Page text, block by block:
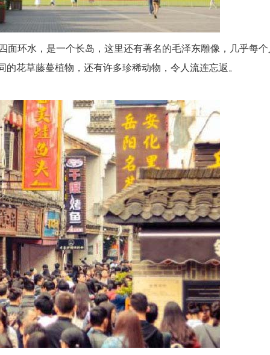
面环水，是一个长岛，这里还有著名的毛泽东雕像，几乎每
花草藤蔓植物，还有许多珍稀动物，令人流连忘返。